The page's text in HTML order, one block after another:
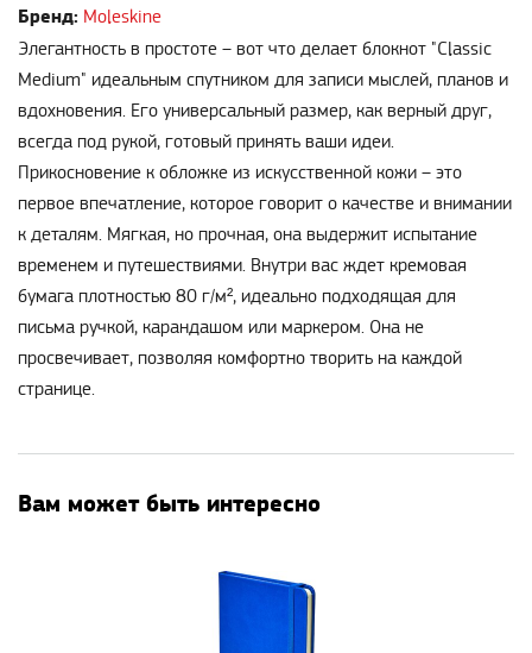
Бренд: Moleskine
Элегантность в простоте – вот что делает блокнот "Classic
Medium" идеальным спутником для записи мыслей, планов и
вдохновения. Его универсальный размер, как верный друг,
всегда под рукой, готовый принять ваши идеи.
Прикосновение к обложке из искусственной кожи – это
первое впечатление, которое говорит о качестве и внимании
к деталям. Мягкая, но прочная, она выдержит испытание
временем и путешествиями. Внутри вас ждет кремовая
бумага плотностью 80 г/м², идеально подходящая для
письма ручкой, карандашом или маркером. Она не
просвечивает, позволяя комфортно творить на каждой
странице.
Вам может быть интересно